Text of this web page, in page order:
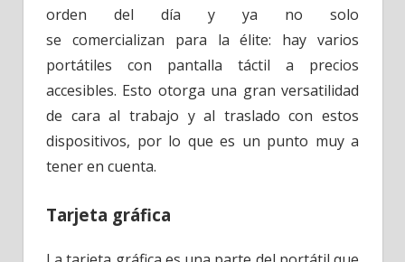
orden del día y ya no solo
se comercializan para la élite: hay varios
portátiles con pantalla táctil a precios
accesibles. Esto otorga una gran versatilidad
de cara al trabajo y al traslado con estos
dispositivos, por lo que es un punto muy a
tener en cuenta.
Tarjeta gráfica